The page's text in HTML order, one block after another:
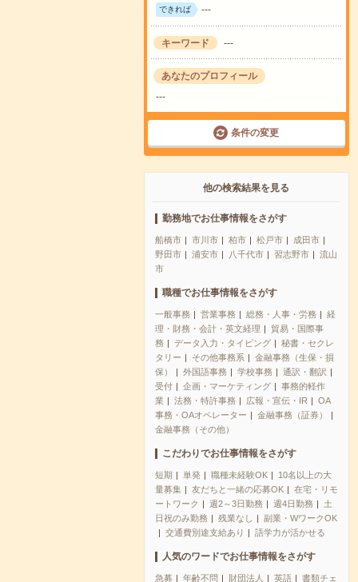
できれば ---
キーワード ---
あなたのプロフィール
---
条件の変更
他の検索結果を見る
勤務地でお仕事情報をさがす
船橋市 市川市 柏市 松戸市
成田市
野田市
浦安市 八千代市 習志野市
流山
市
職種でお仕事情報をさがす
一般事務 営業事務 総務・人事・労務
経
理・財務・会計・英文経理
貿易・国際事
務
データ入力・タイピング
秘書・セクレ
タリー
その他事務系
金融事務（生保・損
保）
外国語事務 学校事務
通訳・翻訳
受付
企画・マーケティング
事務的軽作
業
法務・特許事務 広報・宣伝・IR
OA
事務・OAオペレーター
金融事務（証券）
金融事務（その他）
こだわりでお仕事情報をさがす
短期 単発 職種未経験OK
10名以上の大
量募集
友だちと一緒の応募OK
在宅・リモ
ートワーク
週2～3日勤務 週4日勤務
土
日祝のみ勤務
残業なし
副業・WワークOK
交通費別途支給あり
語学力が活かせる
人気のワードでお仕事情報をさがす
急募 年齢不問 財団法人 英語
書類チェ